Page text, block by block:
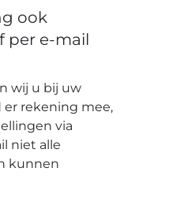
ook
per e-mail
wij u bij uw
er rekening mee,
via
niet alle
kunnen